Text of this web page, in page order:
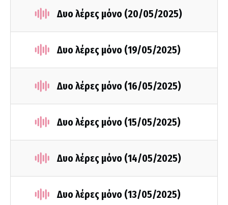
Δυο λέρες μόνο (20/05/2025)
Δυο λέρες μόνο (19/05/2025)
Δυο λέρες μόνο (16/05/2025)
Δυο λέρες μόνο (15/05/2025)
Δυο λέρες μόνο (14/05/2025)
Δυο λέρες μόνο (13/05/2025)